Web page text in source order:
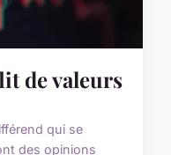
de valeurs
qui se
des opinions